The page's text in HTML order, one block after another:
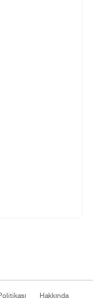
Hakkında